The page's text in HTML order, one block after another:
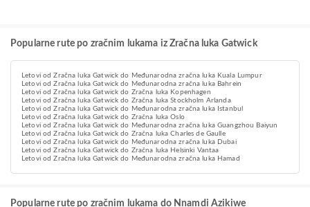
Popularne rute po zračnim lukama iz Zračna luka Gatwick
Letovi od Zračna luka Gatwick do Međunarodna zračna luka Kuala Lumpur
Letovi od Zračna luka Gatwick do Međunarodna zračna luka Bahrein
Letovi od Zračna luka Gatwick do Zračna luka Kopenhagen
Letovi od Zračna luka Gatwick do Zračna luka Stockholm Arlanda
Letovi od Zračna luka Gatwick do Međunarodna zračna luka Istanbul
Letovi od Zračna luka Gatwick do Zračna luka Oslo
Letovi od Zračna luka Gatwick do Međunarodna zračna luka Guangzhou Baiyun
Letovi od Zračna luka Gatwick do Zračna luka Charles de Gaulle
Letovi od Zračna luka Gatwick do Međunarodna zračna luka Dubai
Letovi od Zračna luka Gatwick do Zračna luka Helsinki Vantaa
Letovi od Zračna luka Gatwick do Međunarodna zračna luka Hamad
Popularne rute po zračnim lukama do Nnamdi Azikiwe